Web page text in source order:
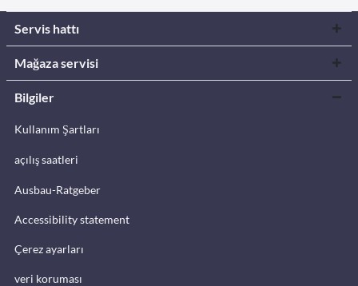
Servis hattı
Mağaza servisi
Bilgiler
Kullanım Şartları
açılış saatleri
Ausbau-Ratgeber
Accessibility statement
Çerez ayarları
veri koruması